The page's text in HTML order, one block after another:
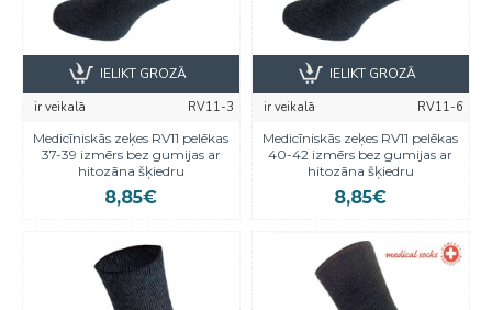
ir veikalā
RV11-3
Medicīniskās zeķes RV11 pelēkas
37-39 izmērs bez gumijas ar
hitozāna šķiedru
8,85€
IELIKT GROZĀ
ir veikalā
RV11-6
Medicīniskās zeķes RV11 pelēkas
40-42 izmērs bez gumijas ar
hitozāna šķiedru
8,85€
IELIKT GROZĀ